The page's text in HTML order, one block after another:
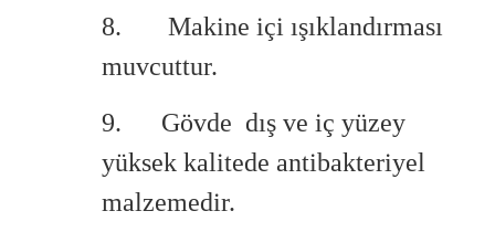
8. Makine içi ışıklandırması
muvcuttur.
9. Gövde dış ve iç yüzey
yüksek kalitede antibakteriyel
malzemedir.